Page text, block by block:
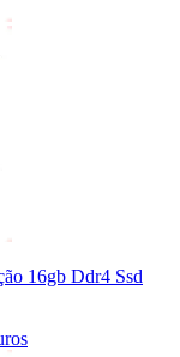
16gb Ddr4 Ssd